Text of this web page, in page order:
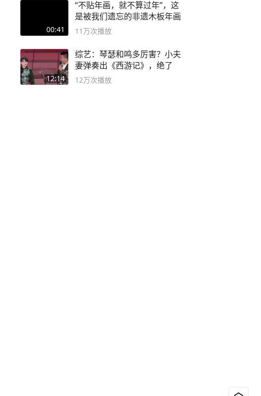
00:41
“不贴年画，就不算过年”，这
是被我们遗忘的非遗木板年画
11万次播放
12:14
综艺：琴瑟和鸣多厉害？小夫
妻弹奏出《西游记》，绝了
12万次播放